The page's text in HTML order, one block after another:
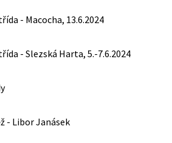
- Macocha, 13.6.2024
- Slezská Harta, 5.-7.6.2024
- Libor Janásek